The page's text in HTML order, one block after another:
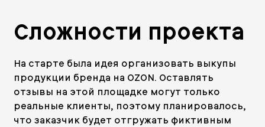
Сложности проекта
На старте была идея организовать выкупы
продукции бренда на OZON. Оставлять
отзывы на этой площадке могут только
реальные клиенты, поэтому планировалось,
что заказчик будет отгружать фиктивным